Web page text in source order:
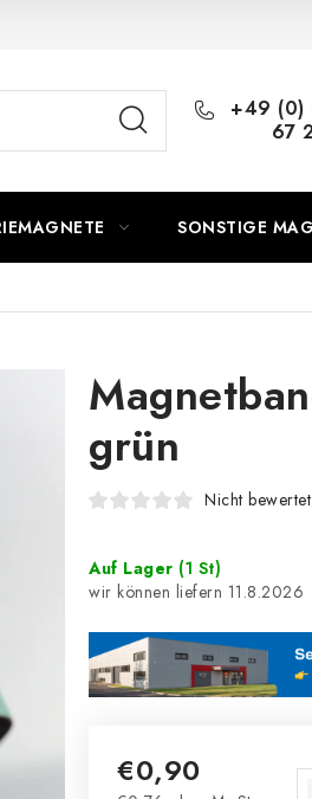
+49 (0)
67
SONSTIGE
grün
Nicht bewertet
Auf Lager (1 St)
11.8.2026
€0,90